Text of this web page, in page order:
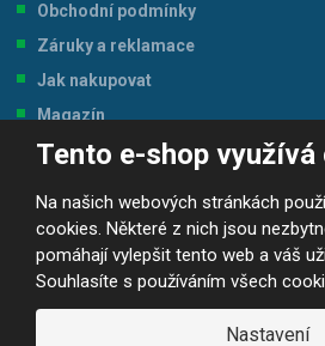
Tento e-shop využívá
Na našich webových stránkách
cookies. Některé z nich jsou
pomáhají vylepšit tento web a váš
Souhlasíte s používáním všech
Nastavení
Obchodní podmínky
Záruky a reklamace
Jak nakupovat
Magazín
Tabulka velikostí
© 2026, JP-SPORT.CZ SPORTOVNÍ POTŘEBY
Prohlášení o přístupnosti |Mapa stránek ||GDPR